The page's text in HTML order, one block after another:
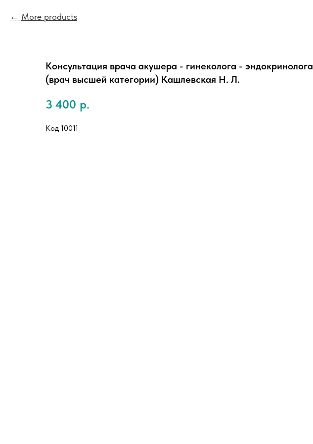
More products
Консультация врача акушера - гинеколога - эндокринолога
(врач высшей категории) Кашлевская Н. Л.
3 400 р.
Код 10011